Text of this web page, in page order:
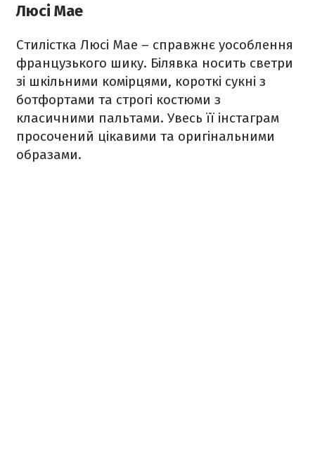
Люсі Мае
Стилістка Люсі Мае – справжнє уособлення
французького шику. Білявка носить светри
зі шкільними комірцями, короткі сукні з
ботфортами та строгі костюми з
класичними пальтами. Увесь її інстаграм
просочений цікавими та оригінальними
образами.